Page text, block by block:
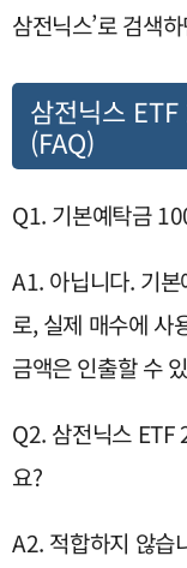
삼전닉스’로 검색
삼전닉스
(FAQ)
Q1. 기본예탁금
A1. 아닙니다. 기
로, 실제 매수에 사
금액은 인출할 수
Q2. 삼전닉스 ETF
요?
A2. 적합하지 않습